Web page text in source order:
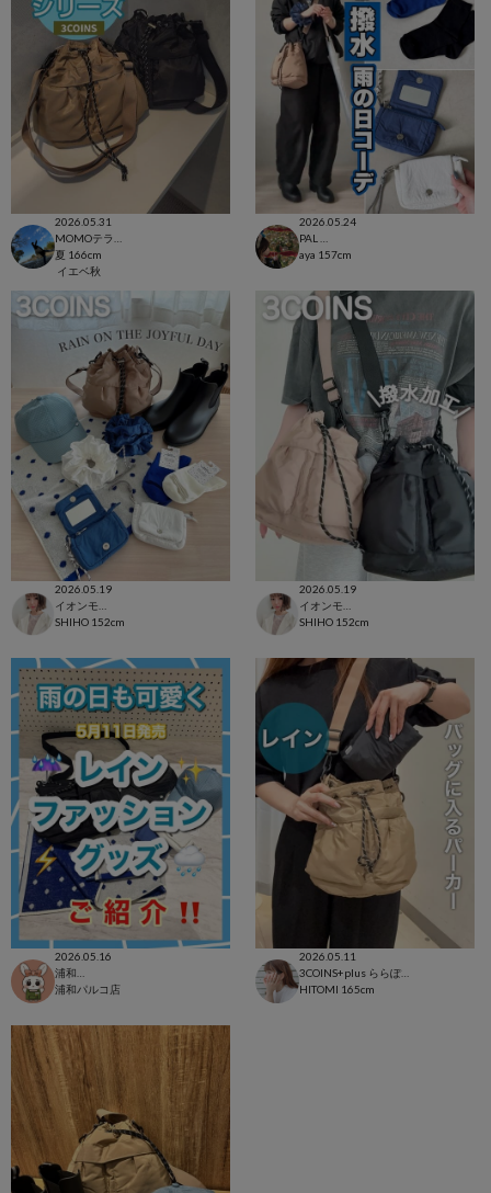
2026.05.31
夏 166cm
イエベ秋
2026.05.24
aya 157cm
2026.05.19
SHIHO 152cm
2026.05.19
SHIHO 152cm
2026.05.16
浦和パルコ店
2026.05.11
3COINS+plus ららぽーと和泉店
HITOMI 165cm